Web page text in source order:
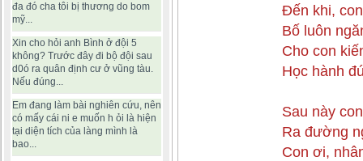
đa đó cha tôi bị thương do bom
mỹ...
Xin cho hỏi anh Bình ở đội 5
không? Trước đây đi bộ đội sau
d0ó ra quân định cư ở vũng tàu.
Nếu đúng...
Em đang làm bài nghiên cứu, nên
có mấy cái ni e muốn h ỏi là hiện
tại diện tích của làng mình là
bao...
Đến khi,
Bố luôn
Cho con
Học hành
Sau này
Ra đường
Con ơi,